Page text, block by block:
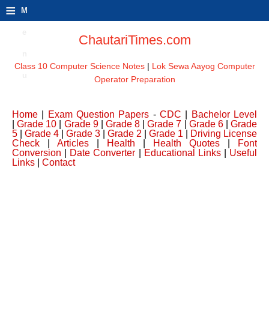
≡ M
ChautariTimes.com
Class 10 Computer Science Notes| Lok Sewa Aayog Computer
Operator Preparation
Home Exam Question Papers -CDC
Bachelor Level
|Grade 10 Grade 9| Grade 8 |Grade 7 Grade 6| Grade
5
Grade 4 Grade 3 Grade 2 Grade 1
Driving License
Check
Articles Health Health Quotes
Font
Conversion
Date Converter Educational Links| Useful
Links
Contact